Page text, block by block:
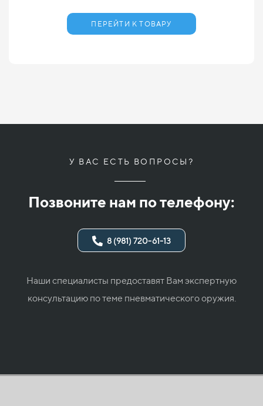
ПЕРЕЙТИ К ТОВАРУ
У ВАС ЕСТЬ ВОПРОСЫ?
Позвоните нам по телефону:
8 (981) 720-61-13
Наши специалисты предоставят Вам экспертную
консультацию по теме пневматического оружия.